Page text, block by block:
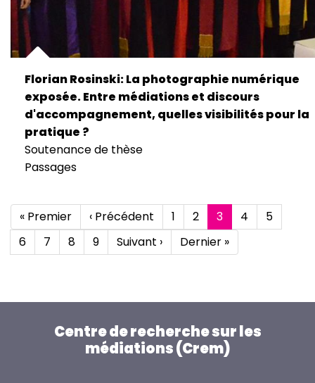
Florian Rosinski: La photographie numérique
exposée. Entre médiations et discours
d'accompagnement, quelles visibilités pour la
pratique ?
Soutenance de thèse
Passages
Pagination
Première
page
« Premier
Page
précédente
‹ Précédent Page
1 Page
2
Page
courante
3 Page
4 Page
5
Page
6 Page
7 Page
8 Page
9
Page
suivante
Suivant ›
Dernière
page
Dernier »
Centre de recherche sur les
médiations (Crem)